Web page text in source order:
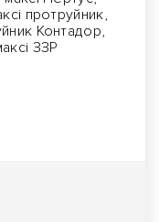
протруйник,
Контадор,
ЗЗР